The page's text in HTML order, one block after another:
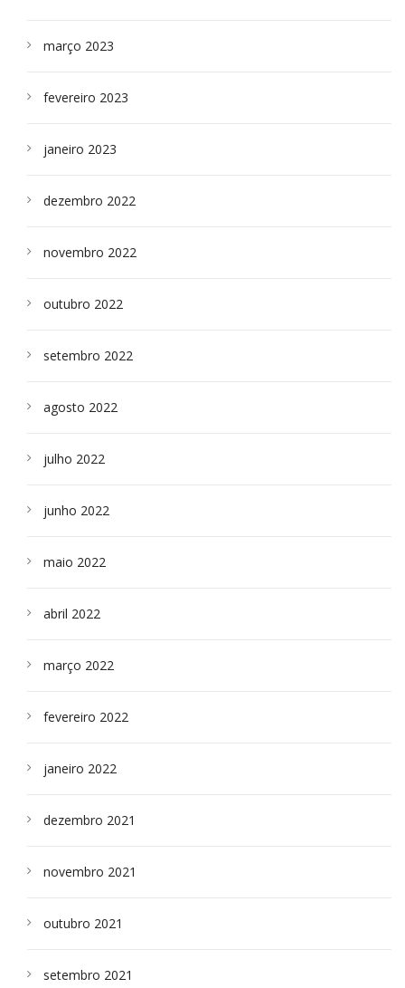
março 2023
fevereiro 2023
janeiro 2023
dezembro 2022
novembro 2022
outubro 2022
setembro 2022
agosto 2022
julho 2022
junho 2022
maio 2022
abril 2022
março 2022
fevereiro 2022
janeiro 2022
dezembro 2021
novembro 2021
outubro 2021
setembro 2021